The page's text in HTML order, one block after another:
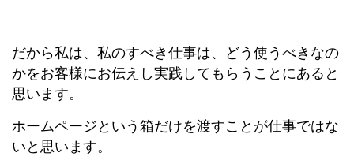
だから私は、私のすべき仕事は、どう使うべきなの
かをお客様にお伝えし実践してもらうことにあると
思います。
ホームページという箱だけを渡すことが仕事ではな
いと思います。